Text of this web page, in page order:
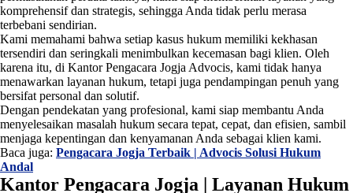
komprehensif dan strategis, sehingga Anda tidak perlu merasa
terbebani sendirian.
Kami memahami bahwa setiap kasus hukum memiliki kekhasan
tersendiri dan seringkali menimbulkan kecemasan bagi klien. Oleh
karena itu, di Kantor Pengacara Jogja Advocis, kami tidak hanya
menawarkan layanan hukum, tetapi juga pendampingan penuh yang
bersifat personal dan solutif.
Dengan pendekatan yang profesional, kami siap membantu Anda
menyelesaikan masalah hukum secara tepat, cepat, dan efisien, sambil
menjaga kepentingan dan kenyamanan Anda sebagai klien kami.
Baca juga: Pengacara Jogja Terbaik | Advocis Solusi Hukum
Andal
Kantor Pengacara Jogja | Layanan Hukum